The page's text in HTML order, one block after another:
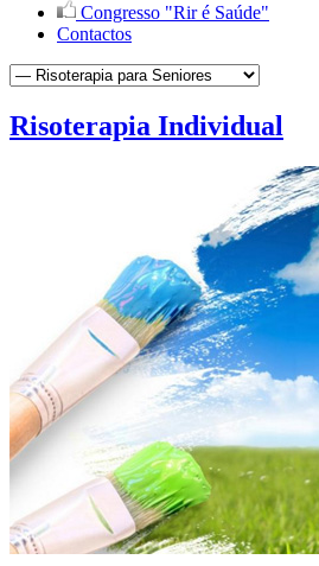
Congresso "Rir é Saúde"
Contactos
Risoterapia Individual